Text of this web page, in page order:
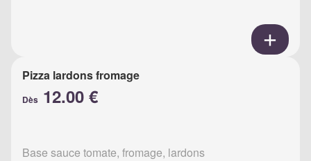
Pizza lardons fromage
Dès 12.00 €
Base sauce tomate, fromage, lardons